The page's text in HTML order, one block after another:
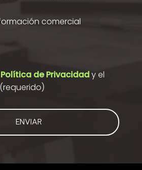
comercial
Política de Privacidady el